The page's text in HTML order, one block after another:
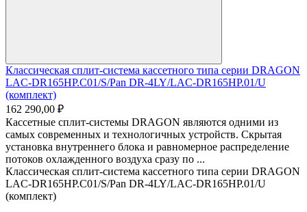
Классическая сплит-система кассетного типа серии DRAGON
LAC-DR165HP.C01/S/Pan DR-4LY/LAC-DR165HP.01/U
(комплект)
162 290,00 ₽
Кассетные сплит-системы DRAGON являются одними из
самых современных и технологичных устройств. Скрытая
установка внутреннего блока и равномерное распределение
потоков охлажденного воздуха сразу по ...
Классическая сплит-система кассетного типа серии DRAGON
LAC-DR165HP.C01/S/Pan DR-4LY/LAC-DR165HP.01/U
(комплект)